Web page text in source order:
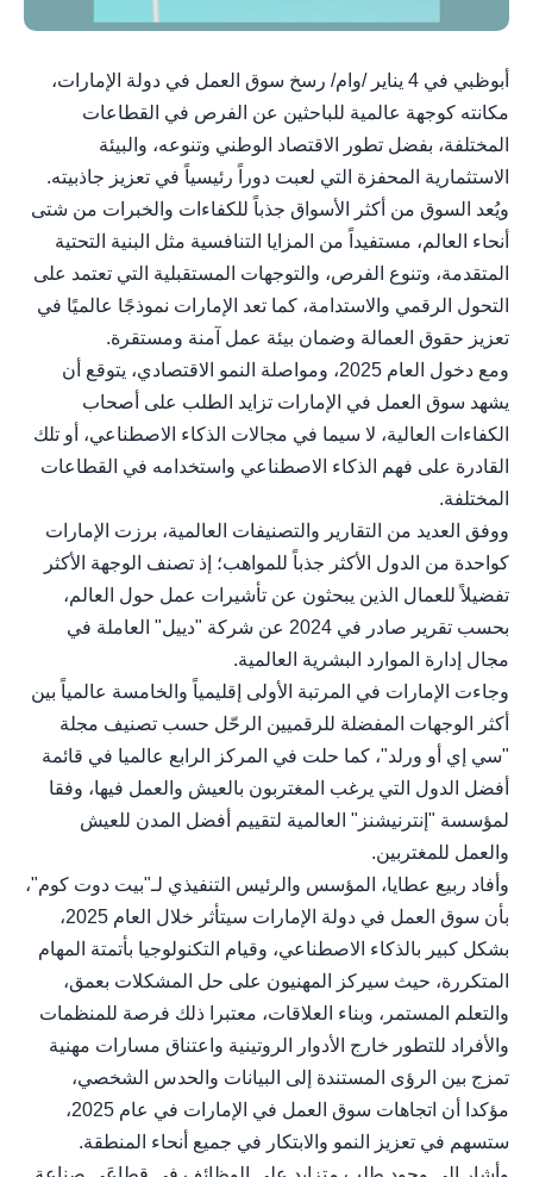
أبوظبي في 4 يناير /وام/ رسخ سوق العمل في دولة الإمارات،
مكانته كوجهة عالمية للباحثين عن الفرص في القطاعات
المختلفة، بفضل تطور الاقتصاد الوطني وتنوعه، والبيئة
الاستثمارية المحفزة التي لعبت دوراً رئيسياً في تعزيز جاذبيته.
ويُعد السوق من أكثر الأسواق جذباً للكفاءات والخبرات من شتى
أنحاء العالم، مستفيداً من المزايا التنافسية مثل البنية التحتية
المتقدمة، وتنوع الفرص، والتوجهات المستقبلية التي تعتمد على
التحول الرقمي والاستدامة، كما تعد الإمارات نموذجًا عالميًا في
تعزيز حقوق العمالة وضمان بيئة عمل آمنة ومستقرة.
ومع دخول العام 2025، ومواصلة النمو الاقتصادي، يتوقع أن
يشهد سوق العمل في الإمارات تزايد الطلب على أصحاب
الكفاءات العالية، لا سيما في مجالات الذكاء الاصطناعي، أو تلك
القادرة على فهم الذكاء الاصطناعي واستخدامه في القطاعات
المختلفة.
ووفق العديد من التقارير والتصنيفات العالمية، برزت الإمارات
كواحدة من الدول الأكثر جذباً للمواهب؛ إذ تصنف الوجهة الأكثر
تفضيلاً للعمال الذين يبحثون عن تأشيرات عمل حول العالم،
بحسب تقرير صادر في 2024 عن شركة "دييل" العاملة في
مجال إدارة الموارد البشرية العالمية.
وجاءت الإمارات في المرتبة الأولى إقليمياً والخامسة عالمياً بين
أكثر الوجهات المفضلة للرقميين الرحّل حسب تصنيف مجلة
"سي إي أو ورلد"، كما حلت في المركز الرابع عالميا في قائمة
أفضل الدول التي يرغب المغتربون بالعيش والعمل فيها، وفقا
لمؤسسة "إنترنيشنز" العالمية لتقييم أفضل المدن للعيش
والعمل للمغتربين.
وأفاد ربيع عطايا، المؤسس والرئيس التنفيذي لـ"بيت دوت كوم"،
بأن سوق العمل في دولة الإمارات سيتأثر خلال العام 2025،
بشكل كبير بالذكاء الاصطناعي، وقيام التكنولوجيا بأتمتة المهام
المتكررة، حيث سيركز المهنيون على حل المشكلات بعمق،
والتعلم المستمر، وبناء العلاقات، معتبرا ذلك فرصة للمنظمات
والأفراد للتطور خارج الأدوار الروتينية واعتناق مسارات مهنية
تمزج بين الرؤى المستندة إلى البيانات والحدس الشخصي،
مؤكدا أن اتجاهات سوق العمل في الإمارات في عام 2025،
ستسهم في تعزيز النمو والابتكار في جميع أنحاء المنطقة.